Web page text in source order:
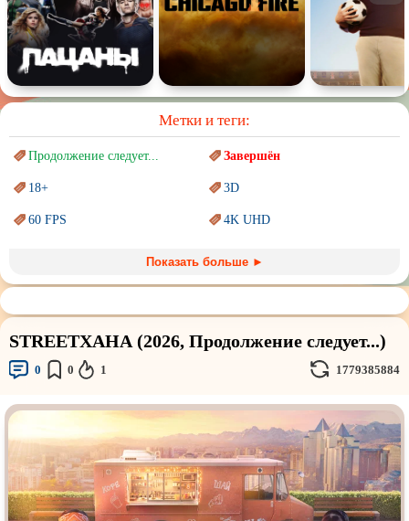
Метки и теги:
Продолжение следует... Завершён
18+ 3D
60 FPS 4K UHD
Marvel PIXAR
Sci-Fi (Научнаяфантастика) Trash (трэш) movies
Авангард иСюрреализм Ангелы и Демоны
Аниме
Врачи Гении
Дорамы Индийское кино
Киберпанк Коллекция
Комикс Маги и Волшебники
Показать больше ►
STREETХАНА (2026, Продолжение следует...)
0 0 1 1779385884